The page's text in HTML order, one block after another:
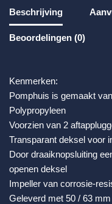
Beschrijving
Beoordelingen (0)
Kenmerken:
Pomphuis is gemaakt
Polypropyleen
Voorzien van 2
Transparant deksel voor
Door draaiknopsluiting
openen deksel
Impeller van corrosie-
Geleverd met 50 / 63